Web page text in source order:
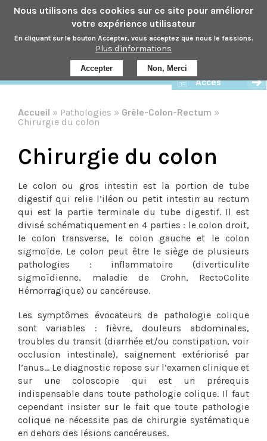
Nous utilisons des cookies sur ce site pour améliorer
votre expérience utilisateur
En cliquant sur le bouton Accepter, vous acceptez que nous le fassions.
Plus d'informations
Accepter Non, Merci
Aller
au
principal
Prendre rdv
Accès
Accueil Pathologies
Grêle-Colon-Rectum
Chirurgie du colon
Chirurgie du colon
Le colon ou gros intestin est la portion de tube
digestif qui relie l’iléon ou petit intestin au rectum
qui est la partie terminale du tube digestif. Il est
divisé schématiquement en 4 parties : le colon droit,
le colon transverse, le colon gauche et le colon
sigmoïde. Le colon peut être le siège de plusieurs
pathologies : inflammatoire (diverticulite
sigmoïdienne, maladie de Crohn, RectoColite
Hémorragique) ou cancéreuse.
Les symptômes évocateurs de pathologie colique
sont variables : fièvre, douleurs abdominales,
troubles du transit (diarrhée et/ou constipation, voir
occlusion intestinale), saignement extériorisé par
l’anus... Le diagnostic repose sur l’examen clinique et
sur une coloscopie qui est un prérequis
indispensable dans toute pathologie colique. Il faut
cependant insister sur le fait que toute pathologie
colique ne nécessite pas de chirurgie systématique
en dehors des lésions cancéreuses.